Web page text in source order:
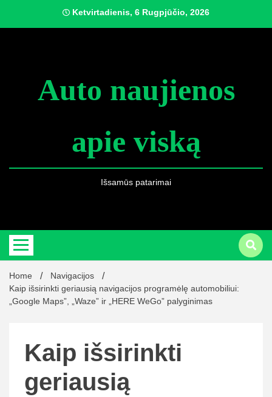
content
Ketvirtadienis, 6 Rugpjūčio, 2026
Auto naujienos
apie viską
Išsamūs patarimai
Home
Navigacijos
Kaip išsirinkti geriausią navigacijos programėlę automobiliui:
„Google Maps”, „Waze” ir „HERE WeGo” palyginimas
Kaip išsirinkti
geriausią